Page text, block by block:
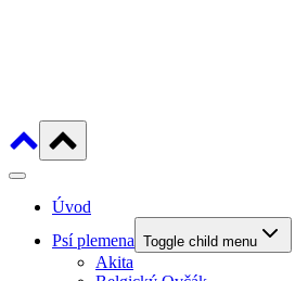
Úvod
Psí plemena Toggle child menu
Akita